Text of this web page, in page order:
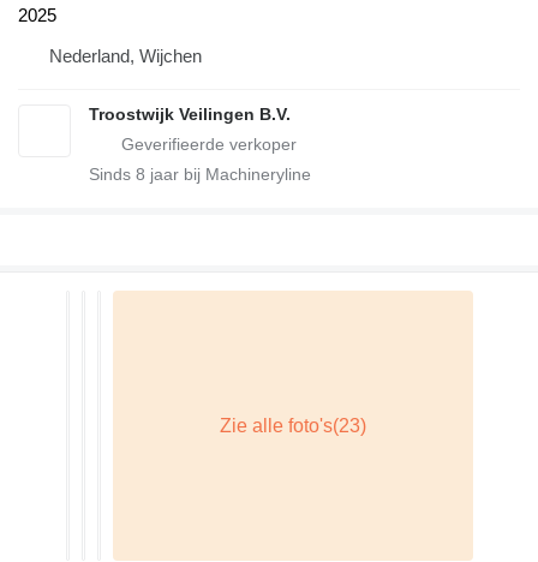
2025
Nederland, Wijchen
Troostwijk Veilingen B.V.
Sinds 8 jaar bij Machineryline